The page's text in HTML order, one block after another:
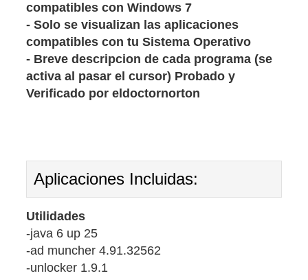
compatibles con Windows 7
- Solo se visualizan las aplicaciones
compatibles con tu Sistema Operativo
- Breve descripcion de cada programa (se
activa al pasar el cursor) Probado y
Verificado por eldoctornorton
Aplicaciones Incluidas:
Utilidades
-java 6 up 25
-ad muncher 4.91.32562
-unlocker 1.9.1